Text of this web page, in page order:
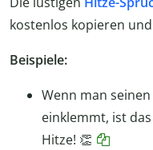
kostenlos kopieren
Beispiele:
Wenn man
einklemmt, ist
Hitze! 👏